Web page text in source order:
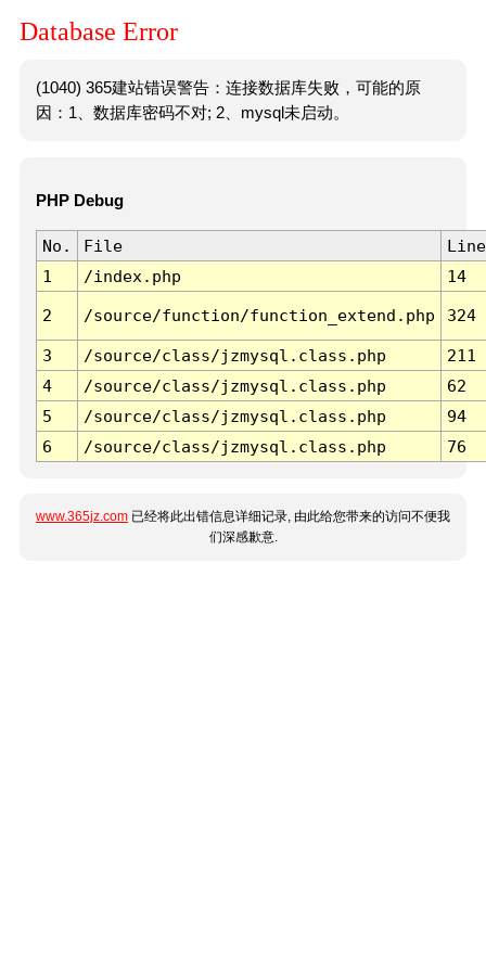
Database Error
(1040) 365建站错误警告：连接数据库失败，可能的原
因：1、数据库密码不对; 2、mysql未启动。
PHP Debug
No. File
Line
1
/index.php 14
2 /source/function/function_extend.php 324
3 /source/class/jzmysql.class.php
211
4
/source/class/jzmysql.class.php
62
5
/source/class/jzmysql.class.php
94
6
/source/class/jzmysql.class.php 76
www.365jz.com 已经将此出错信息详细记录, 由此给您带来的访问不便我
们深感歉意.